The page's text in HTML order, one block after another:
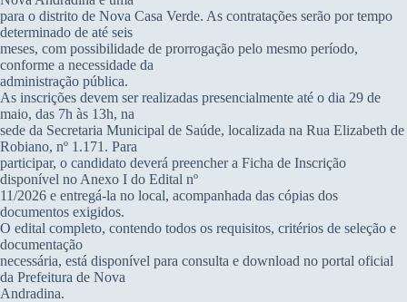
para o distrito de Nova Casa Verde. As contratações serão por tempo
determinado de até seis
meses, com possibilidade de prorrogação pelo mesmo período,
conforme a necessidade da
administração pública.
As inscrições devem ser realizadas presencialmente até o dia 29 de
maio, das 7h às 13h, na
sede da Secretaria Municipal de Saúde, localizada na Rua Elizabeth de
Robiano, nº 1.171. Para
participar, o candidato deverá preencher a Ficha de Inscrição
disponível no Anexo I do Edital nº
11/2026 e entregá-la no local, acompanhada das cópias dos
documentos exigidos.
O edital completo, contendo todos os requisitos, critérios de seleção e
documentação
necessária, está disponível para consulta e download no portal oficial
da Prefeitura de Nova
Andradina.